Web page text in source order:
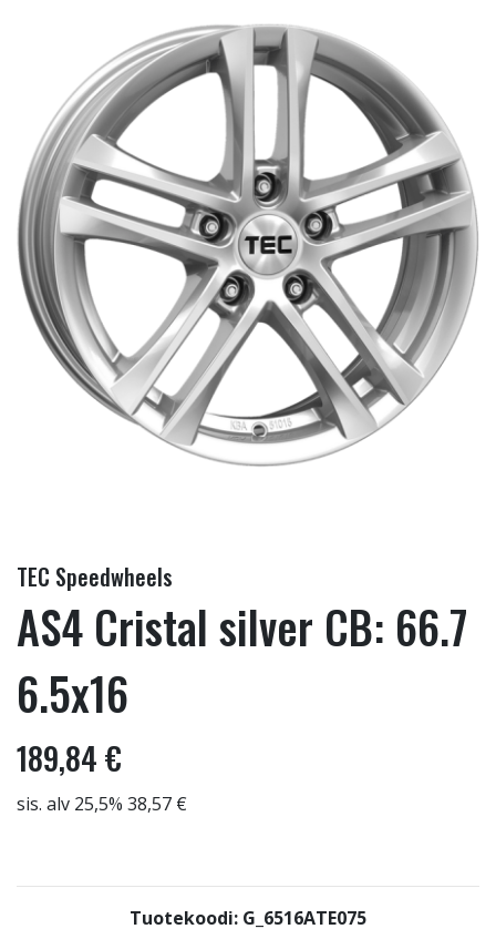
TEC Speedwheels
AS4 Cristal silver CB: 66.7
6.5x16
189,84 €
sis. alv 25,5% 38,57 €
Tuotekoodi: G_6516ATE075